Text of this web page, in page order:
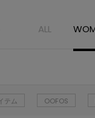
ALL
テム OOFOS